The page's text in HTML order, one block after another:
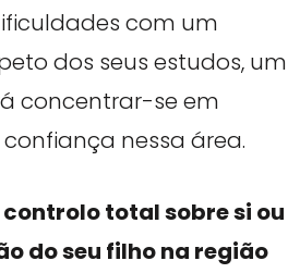
com um
dos seus estudos, um
concentrar-se em
nessa área.
total sobre si ou
do seu filho na região